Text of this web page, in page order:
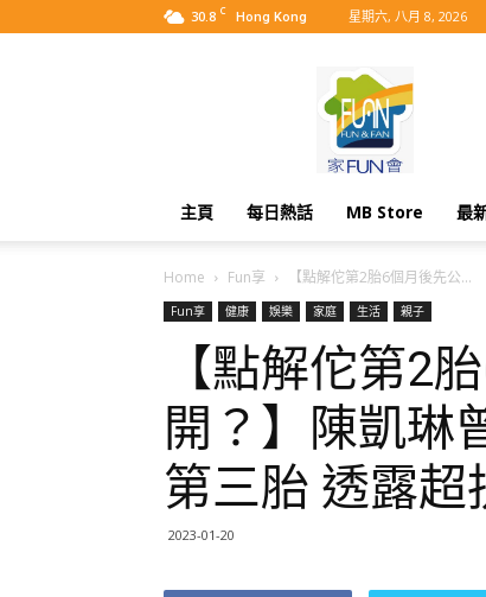
30.8 C Hong Kong 星期六, 八月 8, 2026
主頁 每日熱話 MB Store 最
Home Fun享 【點解佗第2胎6個月後先公...
Fun享 健康 娛樂 家庭 生活 親子
【點解佗第2
開？】陳凱琳
第三胎 透露超
2023-01-20